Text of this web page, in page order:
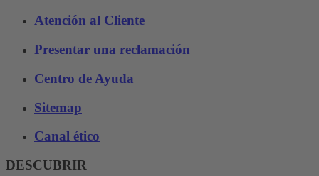
Atención al Cliente
Presentar una reclamación
Centro de Ayuda
Sitemap
Canal ético
DESCUBRIR